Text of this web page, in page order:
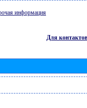
информация
Для контактов